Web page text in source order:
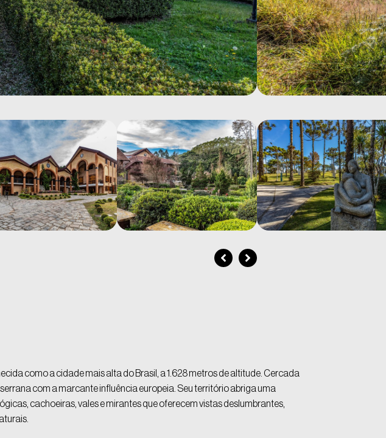
como a cidade mais alta do Brasil, a 1.628 metros de altitude. Cercada
com a marcante influência europeia. Seu território abriga uma
cachoeiras, vales e mirantes que oferecem vistas deslumbrantes,